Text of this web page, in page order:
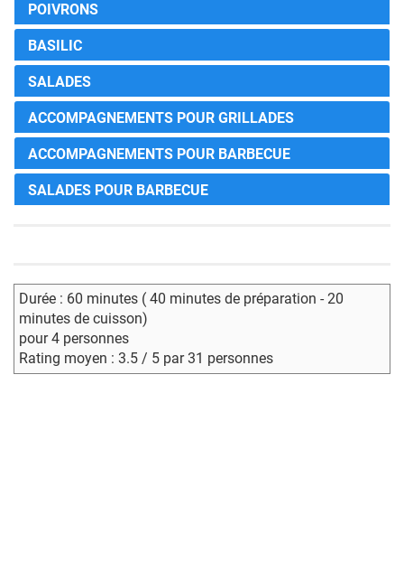
POIVRONS
BASILIC
SALADES
ACCOMPAGNEMENTS POUR GRILLADES
ACCOMPAGNEMENTS POUR BARBECUE
SALADES POUR BARBECUE
Durée : 60 minutes ( 40 minutes de préparation - 20
minutes de cuisson)
pour 4 personnes
Rating moyen : 3.5 / 5 par 31 personnes